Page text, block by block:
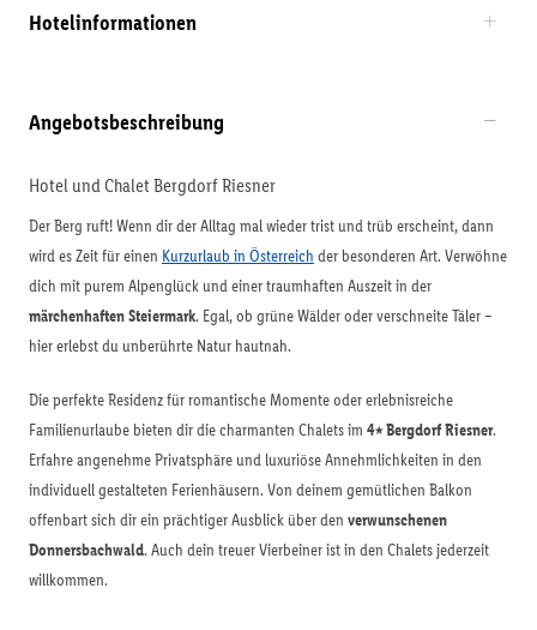
Hotelinformationen
Angebotsbeschreibung
Hotel und Chalet Bergdorf Riesner
Der Berg ruft! Wenn dir der Alltag mal wieder trist und trüb erscheint, dann
wird es Zeit für einen Kurzurlaub in Österreich der besonderen Art. Verwöhne
dich mit purem Alpenglück und einer traumhaften Auszeit in der
märchenhaften Steiermark. Egal, ob grüne Wälder oder verschneite Täler –
hier erlebst du unberührte Natur hautnah.
Die perfekte Residenz für romantische Momente oder erlebnisreiche
Familienurlaube bieten dir die charmanten Chalets im 4⭑ Bergdorf Riesner.
Erfahre angenehme Privatsphäre und luxuriöse Annehmlichkeiten in den
individuell gestalteten Ferienhäusern. Von deinem gemütlichen Balkon
offenbart sich dir ein prächtiger Ausblick über den verwunschenen
Donnersbachwald. Auch dein treuer Vierbeiner ist in den Chalets jederzeit
willkommen.